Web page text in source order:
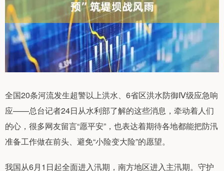
全国20条河流发生超警以上洪水、6省区洪水防御Ⅳ级应急响
应——总台记者24日从水利部了解的这些消息，牵动着人们
的心，很多网友留言“愿平安”，也表达着期待各地都能把防汛
准备工作做在前头、避免“小险变大险”的愿望。
我国从6月1日起全面进入汛期，南方地区进入主汛期。守护